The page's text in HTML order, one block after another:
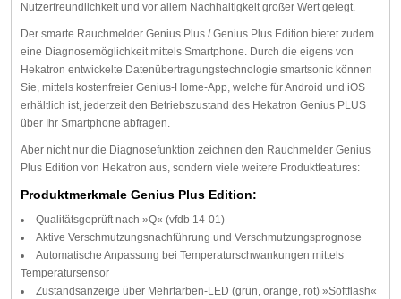
Nutzerfreundlichkeit und vor allem Nachhaltigkeit großer Wert gelegt.
Der smarte Rauchmelder Genius Plus / Genius Plus Edition bietet zudem
eine Diagnosemöglichkeit mittels Smartphone. Durch die eigens von
Hekatron entwickelte Datenübertragungstechnologie smartsonic können
Sie, mittels kostenfreier Genius-Home-App, welche für Android und iOS
erhältlich ist, jederzeit den Betriebszustand des Hekatron Genius PLUS
über Ihr Smartphone abfragen.
Aber nicht nur die Diagnosefunktion zeichnen den Rauchmelder Genius
Plus Edition von Hekatron aus, sondern viele weitere Produktfeatures:
Produktmerkmale Genius Plus Edition:
Qualitätsgeprüft nach »Q« (vfdb 14-01)
Aktive Verschmutzungsnachführung und Verschmutzungsprognose
Automatische Anpassung bei Temperaturschwankungen mittels
Temperatursensor
Zustandsanzeige über Mehrfarben-LED (grün, orange, rot) »Softflash«